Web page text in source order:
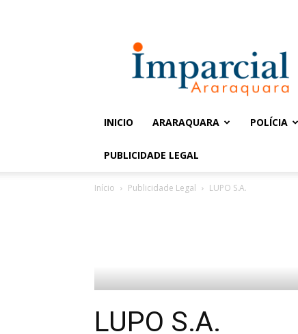
Imparcial
INICIO ARARAQUARA POLÍCIA
PUBLICIDADE LEGAL
Início Publicidade Legal LUPO S.A.
LUPO S.A.